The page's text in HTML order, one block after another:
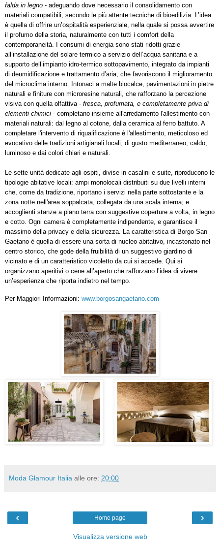
falda in legno - adeguando dove necessario il consolidamento con
materiali compatibili, secondo le più attente tecniche di bioedilizia. L’idea
è quella di offrire un’ospitalità esperienziale, nella quale si possa avvertire
il profumo della storia, naturalmente con tutti i comfort della
contemporaneità. I consumi di energia sono stati ridotti grazie
all’installazione del solare termico a servizio dell’acqua sanitaria e a
supporto dell’impianto idro-termico sottopavimento, integrato da impianti
di deumidificazione e trattamento d’aria, che favoriscono il miglioramento
del microclima interno. Intonaci a malte biocalce, pavimentazioni in pietre
naturali e finiture con microresine naturali, che rafforzano la percezione
visiva con quella olfattiva - fresca, profumata, e completamente priva di
elementi chimici - completano insieme all'arredamento l'allestimento con
materiali naturali: dal legno al cotone, dalla ceramica al ferro battuto. A
completare l'intervento di riqualificazione è l'allestimento, meticoloso ed
evocativo delle tradizioni artigianali locali, di gusto mediterraneo, caldo,
luminoso e dai colori chiari e naturali.
Le sette unità dedicate agli ospiti, divise in casalini e suite, riproducono le
tipologie abitative locali: ampi monolocali distribuiti su due livelli interni
che, come da tradizione, riportano i servizi nella parte sottostante e la
zona notte nell'area soppalcata, collegata da una scala interna; e
accoglienti stanze a piano terra con suggestive coperture a volta, in legno
e cotto. Ogni camera è completamente indipendente, e garantisce il
massimo della privacy e della sicurezza. La caratteristica di Borgo San
Gaetano è quella di essere una sorta di nucleo abitativo, incastonato nel
centro storico, che gode della fruibilità di un suggestivo giardino di
vicinato e di un caratteristico vicoletto da cui si accede. Qui si
organizzano aperitivi o cene all’aperto che rafforzano l’idea di vivere
un’esperienza che riporta indietro nel tempo.
Per Maggiori Informazioni: www.borgosangaetano.com
Moda Glamour Italia alle ore: 20:00
‹ ›
Home page
Visualizza versione web